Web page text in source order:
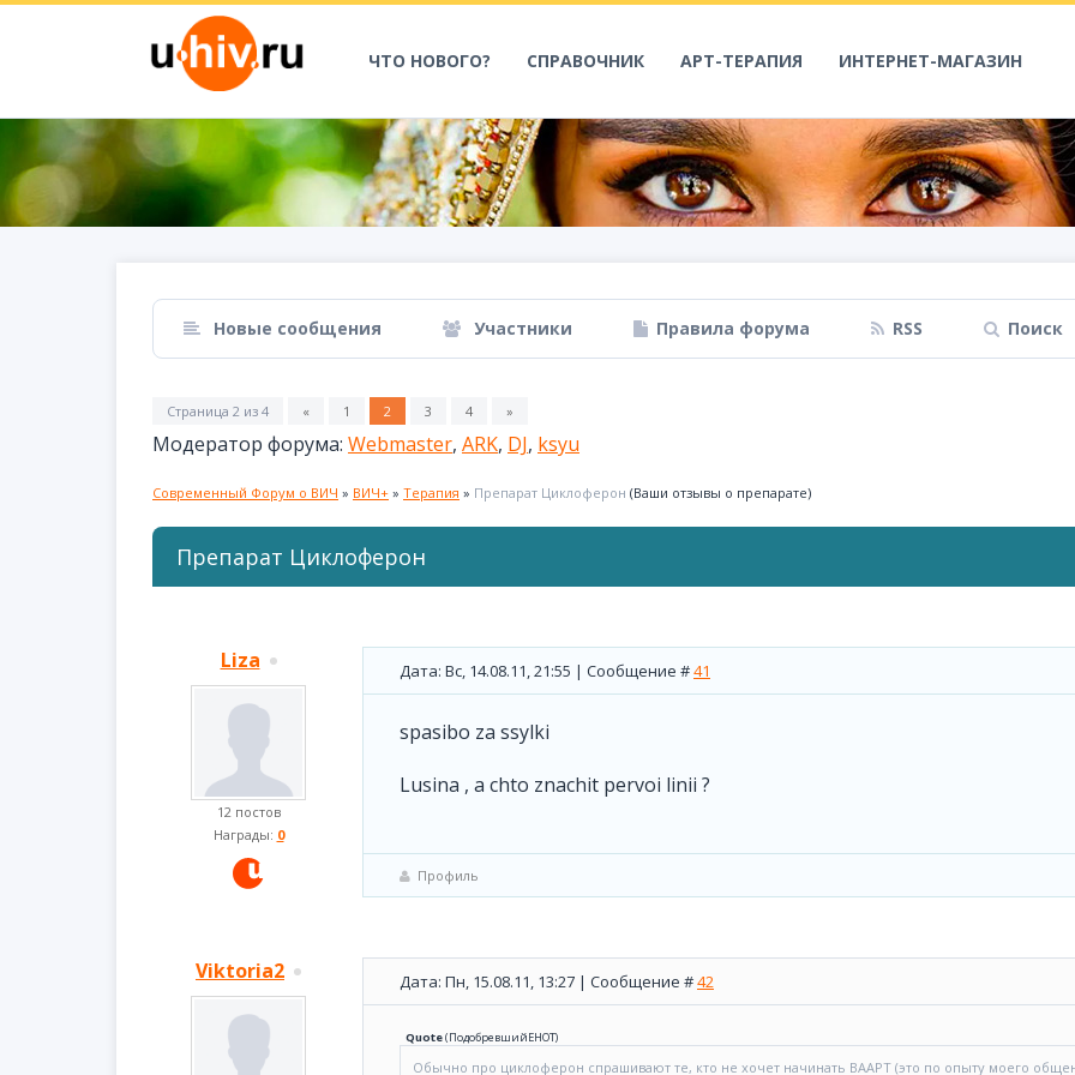
ЧТО НОВОГО? СПРАВОЧНИК АРТ-ТЕРАПИЯ ИНТЕРНЕТ-МАГАЗИН
Новые сообщения Участники Правила форума RSS Поиск
Страница 2 из 4 « 1 2 3 4 »
Модератор форума: Webmaster, ARK, DJ, ksyu
Современный Форум о ВИЧ » ВИЧ+ » Терапия » Препарат Циклоферон (Ваши отзывы о препарате)
Препарат Циклоферон
Liza
12 постов
Награды: 0
Дата: Вс, 14.08.11, 21:55 | Сообщение #41
spasibo za ssylki
Lusina , a chto znachit pervoi linii ?
Профиль
Viktoria2 Дата: Пн, 15.08.11, 13:27 | Сообщение #42
Quote(ПодобревшийЕНОТ)
Обычно про циклоферон спрашивают те, кто не хочет начинать ВААРТ (это по опыту моего